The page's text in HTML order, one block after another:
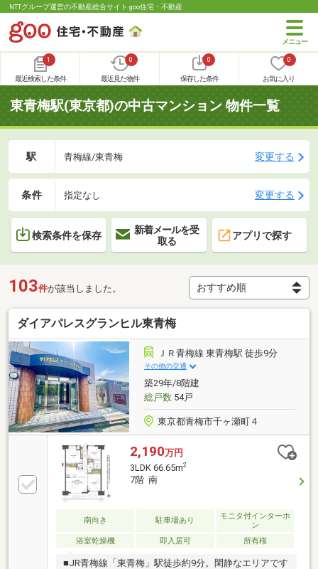
NTTグループ運営の不動産総合サイト goo住宅・不動産
1
最近検索した条件
0
最近見た物件
0
保存した条件
0
お気に入り
東青梅駅(東京都)の中古マンション 物件一覧
駅 青梅線/東青梅 変更する
条件 指定なし 変更する
検索条件を保存
新着メールを受
取る
アプリで探す
103件が該当しました。
ダイアパレスグランヒル東青梅
ＪＲ青梅線 東青梅駅 徒歩9分
その他の交通
築29年/8階建
総戸数54戸
東京都青梅市千ヶ瀬町４
2,190万円
3LDK 66.65m2
7階 南
南向き 駐車場あり
モニタ付インターホ
ン
浴室乾燥機
即入居可 所有権
■JR青梅線「東青梅」駅徒歩約9分。閑静なエリアです